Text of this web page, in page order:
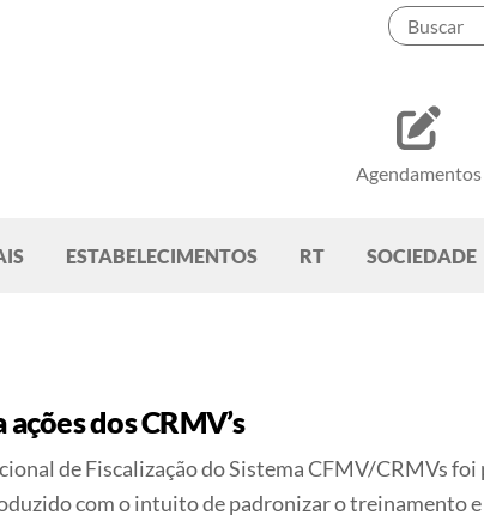
Agendamentos
ESTABELECIMENTOS RT SOCIEDADE
dos CRMV’s
de Fiscalização do Sistema CFMV/CRMVs
com o intuito de padronizar o treinamento e